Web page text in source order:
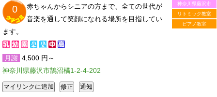
神奈川県藤沢市
リトミック教室
ピアノ教室
0
赤ちゃんからシニアの方まで、全ての世代が
音楽を通して笑顔になれる場所を目指してい
ます。
月謝 4,500 円～
神奈川県藤沢市鵠沼橘1-2-4-202